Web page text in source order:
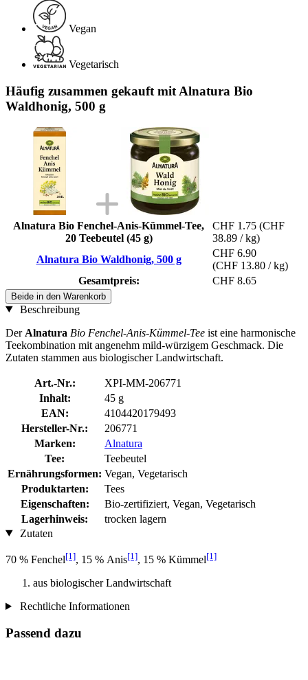
Vegan
Vegetarisch
Häufig zusammen gekauft mit Alnatura Bio
Waldhonig, 500 g
Alnatura Bio Fenchel-Anis-Kümmel-Tee,
20 Teebeutel (45 g)
CHF 1.75 (CHF
38.89 / kg)
Alnatura Bio Waldhonig, 500 g
CHF 6.90
(CHF 13.80 / kg)
Gesamtpreis:
CHF 8.65
Beide in den Warenkorb
Beschreibung
Der Alnatura Bio Fenchel-Anis-Kümmel-Tee ist eine harmonische
Teekombination mit angenehm mild-würzigem Geschmack. Die
Zutaten stammen aus biologischer Landwirtschaft.
Art.-Nr.:
XPI-MM-206771
Inhalt:
45 g
EAN:
4104420179493
Hersteller-Nr.:
206771
Marken:
Alnatura
Tee:
Teebeutel
Ernährungsformen: Vegan, Vegetarisch
Produktarten:
Tees
Eigenschaften:
Bio-zertifiziert, Vegan, Vegetarisch
Lagerhinweis:
trocken lagern
Zutaten
70 % Fenchel[1], 15 % Anis[1], 15 % Kümmel[1]
aus biologischer Landwirtschaft
Rechtliche Informationen
Passend dazu